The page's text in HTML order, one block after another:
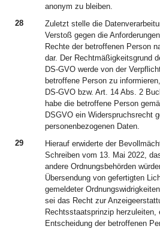
anonym zu bleiben.
28
Zuletzt stelle die
Verstoß gegen die
Rechte der betroffenen Person
dar. Der Rechtmäßigkeitsgrund
DS-GVO werde von der
betroffene Person zu
DS-GVO bzw. Art. 14 Abs. 2
habe die betroffene Person
DSGVO ein Widerspruchsrecht
personenbezogenen Daten.
29
Hierauf erwiderte der
Schreiben vom 13. Mai 2022,
andere Ordnungsbehörden
Übersendung von gefertigten
gemeldeter
sei das Recht zur
Rechtsstaatsprinzip herzuleiten,
Entscheidung der betroffenen